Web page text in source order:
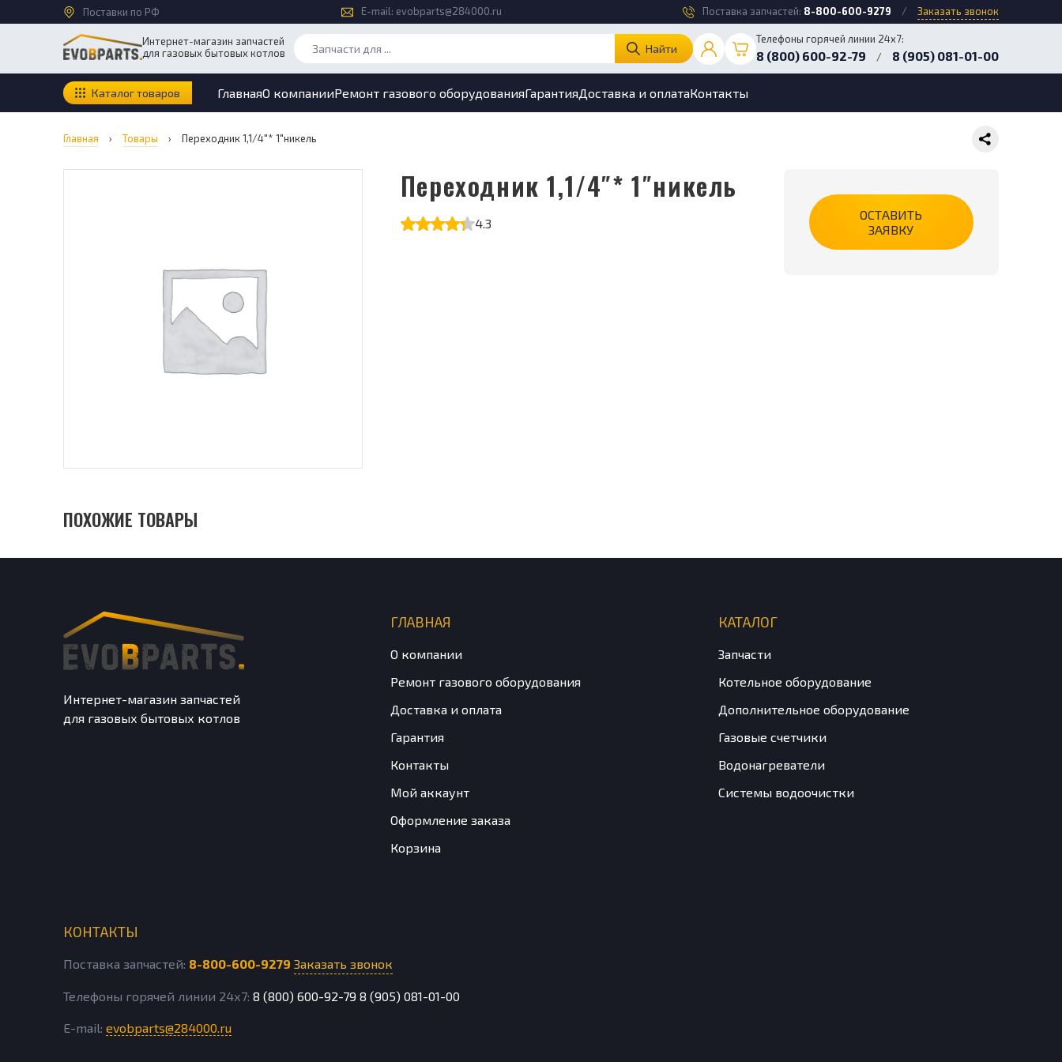
Поставки по РФ E-mail: evobparts@284000.ru Поставка запчастей: 8-800-600-9279 / Заказать звонок
Интернет-магазин запчастей
для газовых бытовых котлов
Найти
Телефоны горячей линии 24х7:
8 (800) 600-92-79 / 8 (905) 081-01-00
Каталог товаров ГлавнаяО компанииРемонт газового оборудованияГарантияДоставка и оплатаКонтакты
Главная › Товары › Переходник 1,1/4″* 1″никель
Переходник 1,1/4″* 1″никель
4.3
ОСТАВИТЬ
ЗАЯВКУ
ПОХОЖИЕ ТОВАРЫ
Интернет-магазин запчастей
для газовых бытовых котлов
ГЛАВНАЯ
О компании
Ремонт газового оборудования
Доставка и оплата
Гарантия
Контакты
Мой аккаунт
Оформление заказа
Корзина
КАТАЛОГ
Запчасти
Котельное оборудование
Дополнительное оборудование
Газовые счетчики
Водонагреватели
Системы водоочистки
КОНТАКТЫ
Поставка запчастей: 8-800-600-9279 Заказать звонок
Телефоны горячей линии 24х7: 8 (800) 600-92-79 8 (905) 081-01-00
E-mail: evobparts@284000.ru